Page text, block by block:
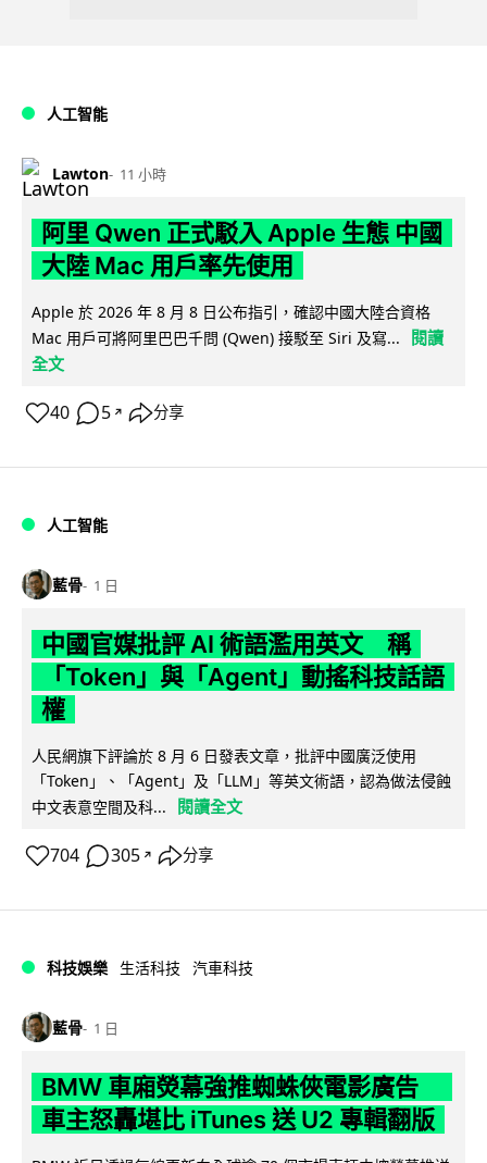
人工智能
Lawton 11 小時
阿里 Qwen 正式駁入 Apple 生態 中國
大陸 Mac 用戶率先使用
Apple 於 2026 年 8 月 8 日公布指引，確認中國大陸合資格
Mac 用戶可將阿里巴巴千問 (Qwen) 接駁至 Siri 及寫...
閱讀
全文
40 5 ↗ 分享
人工智能
藍骨 1 日
中國官媒批評 AI 術語濫用英文 稱
「Token」與「Agent」動搖科技話語
權
人民網旗下評論於 8 月 6 日發表文章，批評中國廣泛使用
「Token」、「Agent」及「LLM」等英文術語，認為做法侵蝕
中文表意空間及科...
閱讀全文
704 305 ↗ 分享
科技娛樂 生活科技 汽車科技
藍骨 1 日
BMW 車廂熒幕強推蜘蛛俠電影廣告
車主怒轟堪比 iTunes 送 U2 專輯翻版